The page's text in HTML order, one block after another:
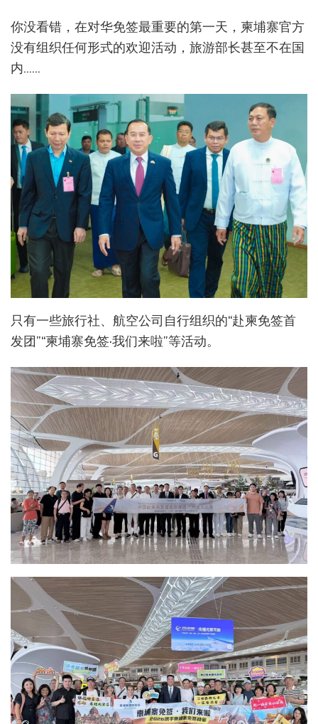
你没看错，在对华免签最重要的第一天，柬埔寨官方
没有组织任何形式的欢迎活动，旅游部长甚至不在国
内……
只有一些旅行社、航空公司自行组织的“赴柬免签首
发团”“柬埔寨免签·我们来啦”等活动。